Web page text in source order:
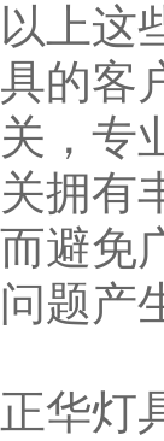
以上这
具的客
关，专
关拥有
而避免
问题产
正华灯